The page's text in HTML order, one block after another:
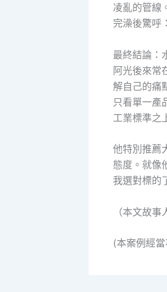
凌亂的管線
完澡後驚呼
最終結論：
阿光後來常
解自己的痛
只看單一產
工業標準之
他特別推薦
態度。就像
我選對標的
（本文故
(本案例經